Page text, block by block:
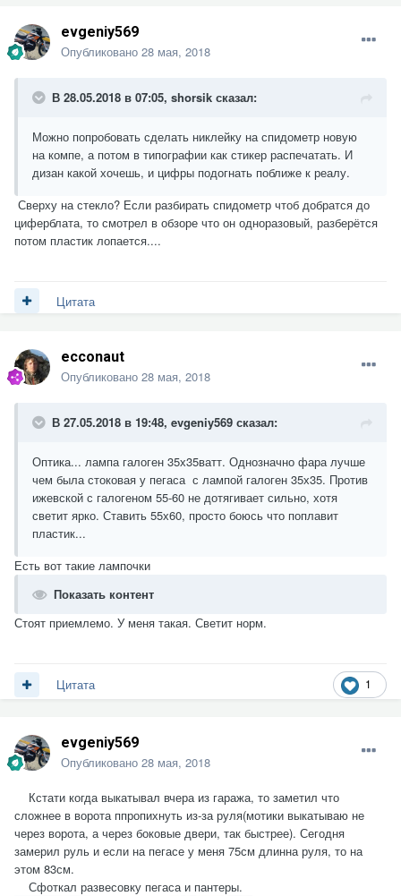
evgeniy569
Опубликовано 28 мая, 2018
В 28.05.2018 в 07:05, shorsik сказал:
Можно попробовать сделать никлейку на спидометр новую
на компе, а потом в типографии как стикер распечатать. И
дизан какой хочешь, и цифры подогнать поближе к реалу.
Сверху на стекло? Если разбирать спидометр чтоб добратся до
циферблата, то смотрел в обзоре что он одноразовый, разберётся
потом пластик лопается....
Цитата
ecconaut
Опубликовано 28 мая, 2018
В 27.05.2018 в 19:48, evgeniy569 сказал:
Оптика... лампа галоген 35х35ватт. Однозначно фара лучше
чем была стоковая у пегаса с лампой галоген 35х35. Против
ижевской с галогеном 55-60 не дотягивает сильно, хотя
светит ярко. Ставить 55х60, просто боюсь что поплавит
пластик...
Есть вот такие лампочки
Показать контент
Стоят приемлемо. У меня такая. Светит норм.
1
Цитата
evgeniy569
Опубликовано 28 мая, 2018
Кстати когда выкатывал вчера из гаража, то заметил что
сложнее в ворота ппропихнуть из-за руля(мотики выкатываю не
через ворота, а через боковые двери, так быстрее). Сегодня
замерил руль и если на пегасе у меня 75см длинна руля, то на
этом 83см.
Сфоткал развесовку пегаса и пантеры.